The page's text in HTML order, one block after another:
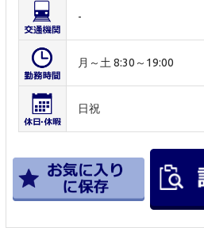
-
月～土 8:30～19:00
日祝